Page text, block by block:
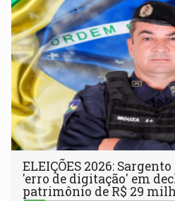
ELEIÇÕES 2026:
'erro de digitação' em
patrimônio de R$ 29